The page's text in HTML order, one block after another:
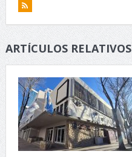
ARTÍCULOS RELATIVOS